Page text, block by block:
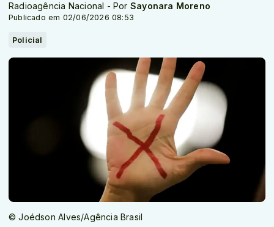
Radioagência Nacional - Por Sayonara Moreno
Publicado em 02/06/2026 08:53
Policial
© Joédson Alves/Agência Brasil